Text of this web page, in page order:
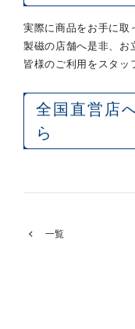
実際に商品をお手に取
製磁の店舗へ是非、お
皆様のご利用をスタッ
全国直営店
ら
一覧